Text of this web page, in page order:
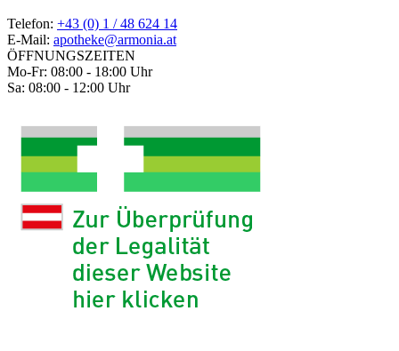
Telefon: +43 (0) 1 / 48 624 14
E-Mail: apotheke@armonia.at
ÖFFNUNGSZEITEN
Mo-Fr: 08:00 - 18:00 Uhr
Sa: 08:00 - 12:00 Uhr